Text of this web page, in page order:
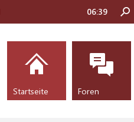
06:39
Startseite Foren